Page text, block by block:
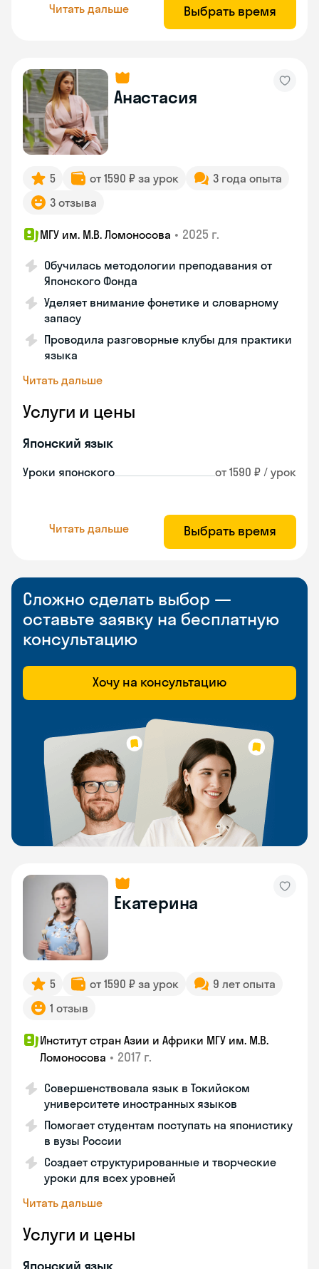
Читать дальше Выбрать время
Анастасия
5 от 1590 ₽ за урок
3 года опыта
3 отзыва
МГУ им. М.В. Ломоносова • 2025 г.
Обучилась методологии преподавания от
Японского Фонда
Уделяет внимание фонетике и словарному
запасу
Проводила разговорные клубы для практики
языка
Читать дальше
Услуги и цены
Японский язык
Уроки японского от 1590 ₽ / урок
Читать дальше Выбрать время
Сложно сделать выбор —
оставьте заявку на бесплатную
консультацию
Хочу на консультацию
Екатерина
5 от 1590 ₽ за урок
9 лет опыта
1 отзыв
Институт стран Азии и Африки МГУ им. М.В.
Ломоносова • 2017 г.
Совершенствовала язык в Токийском
университете иностранных языков
Помогает студентам поступать на японистику
в вузы России
Создает структурированные и творческие
уроки для всех уровней
Читать дальше
Услуги и цены